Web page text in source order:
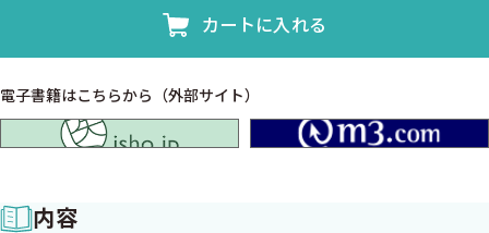
カートに入れる
電子書籍はこちらから（外部サイト）
内容